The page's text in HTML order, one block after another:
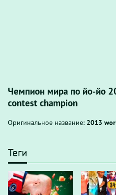
Чемпион мира по йо-йо
contest champion
Оригинальное название: 2013
Теги